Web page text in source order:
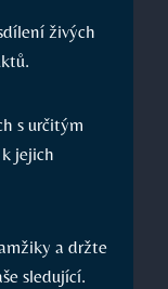
živých
s určitým
jejich
a držte
sledující.